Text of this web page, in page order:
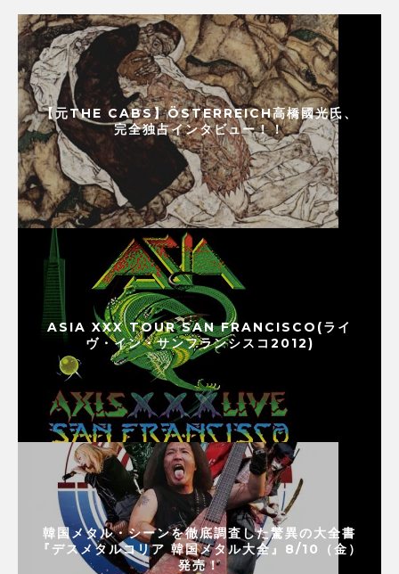
【元THE CABS】ÖSTERREICH高橋國光氏、
完全独占インタビュー！！
ASIA XXX TOUR SAN FRANCISCO(ライ
ヴ・イン・サンフランシスコ2012)
韓国メタル・シーンを徹底調査した驚異の大全書
『デスメタルコリア 韓国メタル大全』8/10（金）
発売！